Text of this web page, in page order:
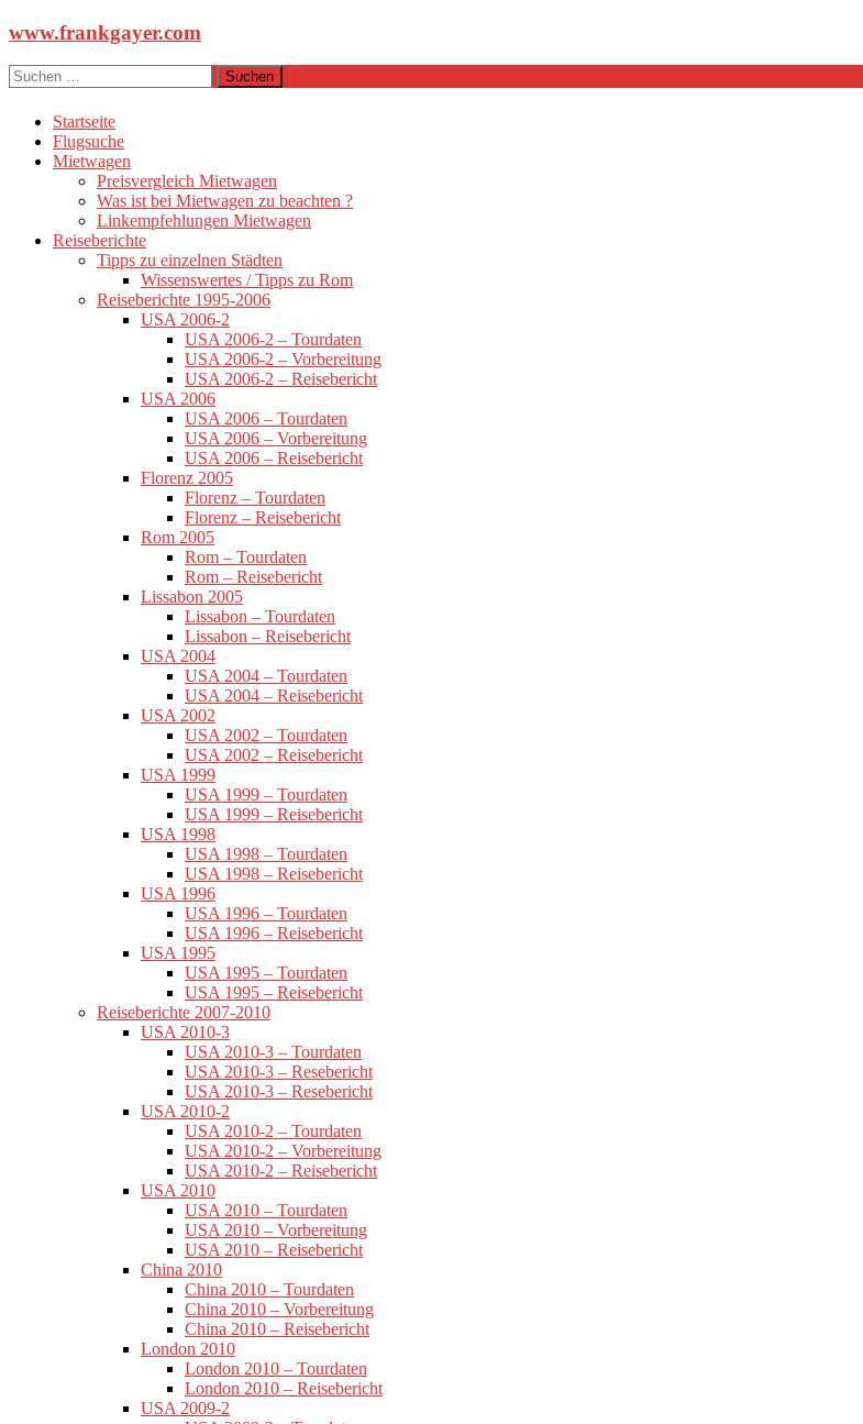
Zum
springen
www.frankgayer.com
Suchen
nach:
Startseite
Flugsuche
Mietwagen
Preisvergleich Mietwagen
Was ist bei Mietwagen zu beachten ?
Linkempfehlungen Mietwagen
Reiseberichte
Tipps zu einzelnen Städten
Wissenswertes / Tipps zu Rom
Reiseberichte 1995-2006
USA 2006-2
USA 2006-2 – Tourdaten
USA 2006-2 – Vorbereitung
USA 2006-2 – Reisebericht
USA 2006
USA 2006 – Tourdaten
USA 2006 – Vorbereitung
USA 2006 – Reisebericht
Florenz 2005
Florenz – Tourdaten
Florenz – Reisebericht
Rom 2005
Rom – Tourdaten
Rom – Reisebericht
Lissabon 2005
Lissabon – Tourdaten
Lissabon – Reisebericht
USA 2004
USA 2004 – Tourdaten
USA 2004 – Reisebericht
USA 2002
USA 2002 – Tourdaten
USA 2002 – Reisebericht
USA 1999
USA 1999 – Tourdaten
USA 1999 – Reisebericht
USA 1998
USA 1998 – Tourdaten
USA 1998 – Reisebericht
USA 1996
USA 1996 – Tourdaten
USA 1996 – Reisebericht
USA 1995
USA 1995 – Tourdaten
USA 1995 – Reisebericht
Reiseberichte 2007-2010
USA 2010-3
USA 2010-3 – Tourdaten
USA 2010-3 – Resebericht
USA 2010-3 – Resebericht
USA 2010-2
USA 2010-2 – Tourdaten
USA 2010-2 – Vorbereitung
USA 2010-2 – Reisebericht
USA 2010
USA 2010 – Tourdaten
USA 2010 – Vorbereitung
USA 2010 – Reisebericht
China 2010
China 2010 – Tourdaten
China 2010 – Vorbereitung
China 2010 – Reisebericht
London 2010
London 2010 – Tourdaten
London 2010 – Reisebericht
USA 2009-2